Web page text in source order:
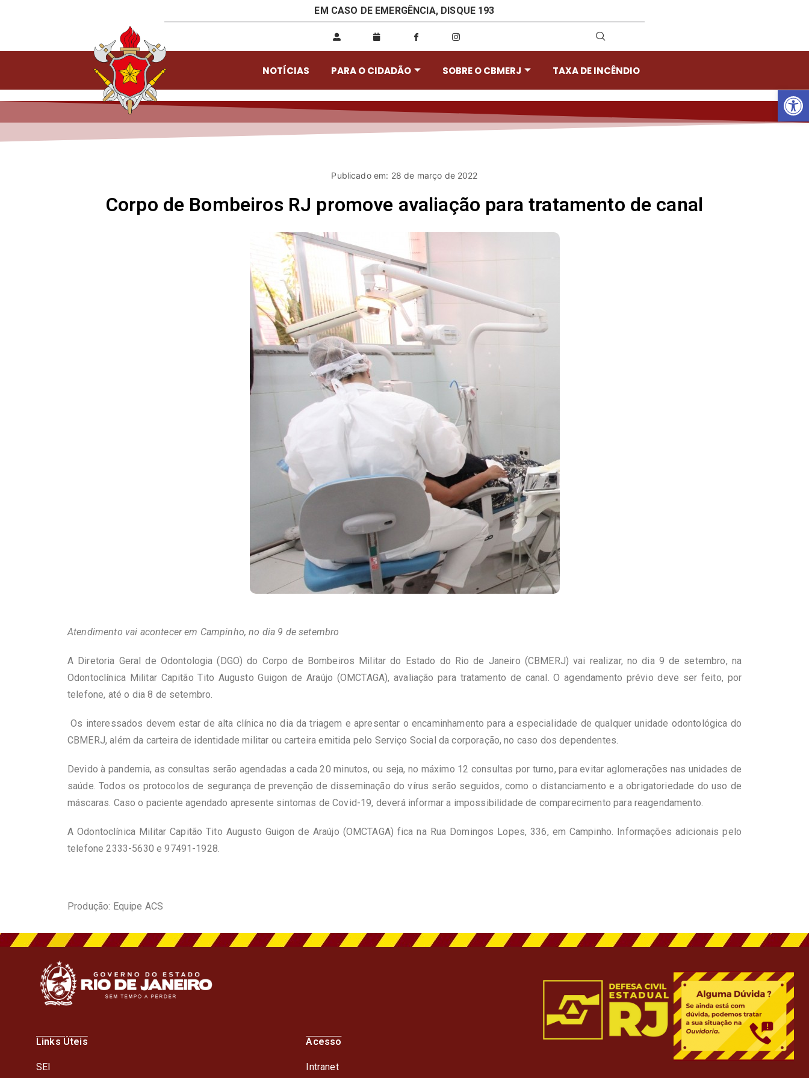
EM CASO DE EMERGÊNCIA, DISQUE 193
NOTÍCIAS PARA O CIDADÃO SOBRE O CBMERJ TAXA DE INCÊNDIO
Publicado em: 28 de março de 2022
Corpo de Bombeiros RJ promove avaliação para tratamento de canal
Atendimento vai acontecer em Campinho, no dia 9 de setembro
A Diretoria Geral de Odontologia (DGO) do Corpo de Bombeiros Militar do Estado do Rio de Janeiro (CBMERJ) vai realizar, no dia 9 de setembro, na
Odontoclínica Militar Capitão Tito Augusto Guigon de Araújo (OMCTAGA), avaliação para tratamento de canal. O agendamento prévio deve ser feito, por
telefone, até o dia 8 de setembro.
Os interessados devem estar de alta clínica no dia da triagem e apresentar o encaminhamento para a especialidade de qualquer unidade odontológica do
CBMERJ, além da carteira de identidade militar ou carteira emitida pelo Serviço Social da corporação, no caso dos dependentes.
Devido à pandemia, as consultas serão agendadas a cada 20 minutos, ou seja, no máximo 12 consultas por turno, para evitar aglomerações nas unidades de
saúde. Todos os protocolos de segurança de prevenção de disseminação do vírus serão seguidos, como o distanciamento e a obrigatoriedade do uso de
máscaras. Caso o paciente agendado apresente sintomas de Covid-19, deverá informar a impossibilidade de comparecimento para reagendamento.
A Odontoclínica Militar Capitão Tito Augusto Guigon de Araújo (OMCTAGA) fica na Rua Domingos Lopes, 336, em Campinho. Informações adicionais pelo
telefone 2333-5630 e 97491-1928.
Produção: Equipe ACS
Links Úteis
SEI
Acesso
Intranet